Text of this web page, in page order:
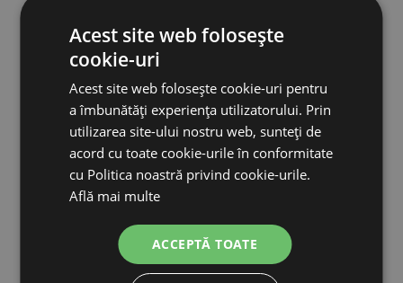
105,10 lei
IN STOC
Acest site web folosește
cookie-uri
Acest site web folosește cookie-uri pentru
a îmbunătăți experiența utilizatorului. Prin
utilizarea site-ului nostru web, sunteți de
acord cu toate cookie-urile în conformitate
cu Politica noastră privind cookie-urile.
Află mai multe
ACCEPTĂ TOATE